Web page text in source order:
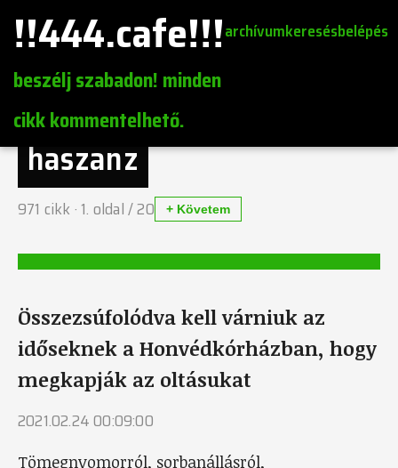
!!444.cafe!!!
beszélj szabadon! minden
cikk kommentelhető.
archívumkeresésbelépés
haszanz
971 cikk · 1. oldal /20 + Követem
Összezsúfolódva kell várniuk az
időseknek a Honvédkórházban, hogy
megkapják az oltásukat
2021.02.24 00:09:00
Tömegnyomorról, sorbanállásról,